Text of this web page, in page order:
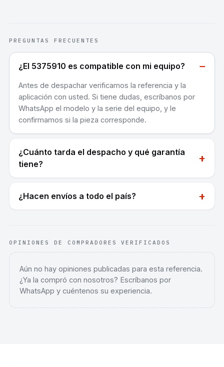
PREGUNTAS FRECUENTES
¿El 5375910 es compatible con mi equipo? −
Antes de despachar verificamos la referencia y la
aplicación con usted. Si tiene dudas, escríbanos por
WhatsApp el modelo y la serie del equipo, y le
confirmamos si la pieza corresponde.
¿Cuánto tarda el despacho y qué garantía
tiene?
+
¿Hacen envíos a todo el país? +
OPINIONES DE COMPRADORES VERIFICADOS
Aún no hay opiniones publicadas para esta referencia.
¿Ya la compró con nosotros? Escríbanos por
WhatsApp y cuéntenos su experiencia.